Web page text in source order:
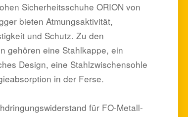
Sicherheitsschuhe ORION von
bieten Atmungsaktivität,
und Schutz. Zu den
gehören eine Stahlkappe, ein
Design, eine Stahlzwischensohle
in der Ferse.
für FO-Metall-